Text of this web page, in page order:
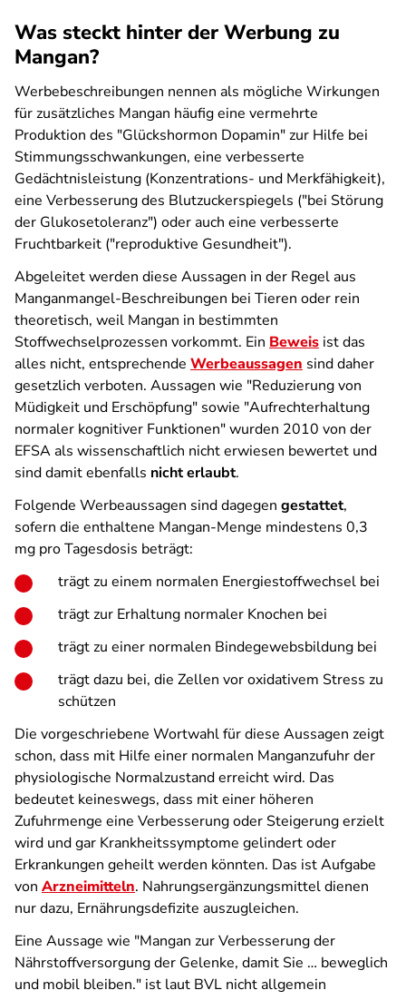
Was steckt hinter der Werbung zu
Mangan?
Werbebeschreibungen nennen als mögliche Wirkungen
für zusätzliches Mangan häufig eine vermehrte
Produktion des "Glückshormon Dopamin" zur Hilfe bei
Stimmungsschwankungen, eine verbesserte
Gedächtnisleistung (Konzentrations- und Merkfähigkeit),
eine Verbesserung des Blutzuckerspiegels ("bei Störung
der Glukosetoleranz") oder auch eine verbesserte
Fruchtbarkeit ("reproduktive Gesundheit").
Abgeleitet werden diese Aussagen in der Regel aus
Manganmangel-Beschreibungen bei Tieren oder rein
theoretisch, weil Mangan in bestimmten
Stoffwechselprozessen vorkommt. Ein Beweis ist das
alles nicht, entsprechende Werbeaussagen sind daher
gesetzlich verboten. Aussagen wie "Reduzierung von
Müdigkeit und Erschöpfung" sowie "Aufrechterhaltung
normaler kognitiver Funktionen" wurden 2010 von der
EFSA als wissenschaftlich nicht erwiesen bewertet und
sind damit ebenfalls nicht erlaubt.
Folgende Werbeaussagen sind dagegen gestattet,
sofern die enthaltene Mangan-Menge mindestens 0,3
mg pro Tagesdosis beträgt:
trägt zu einem normalen Energiestoffwechsel bei
trägt zur Erhaltung normaler Knochen bei
trägt zu einer normalen Bindegewebsbildung bei
trägt dazu bei, die Zellen vor oxidativem Stress zu
schützen
Die vorgeschriebene Wortwahl für diese Aussagen zeigt
schon, dass mit Hilfe einer normalen Manganzufuhr der
physiologische Normalzustand erreicht wird. Das
bedeutet keineswegs, dass mit einer höheren
Zufuhrmenge eine Verbesserung oder Steigerung erzielt
wird und gar Krankheitssymptome gelindert oder
Erkrankungen geheilt werden könnten. Das ist Aufgabe
von Arzneimitteln. Nahrungsergänzungsmittel dienen
nur dazu, Ernährungsdefizite auszugleichen.
Eine Aussage wie "Mangan zur Verbesserung der
Nährstoffversorgung der Gelenke, damit Sie … beweglich
und mobil bleiben." ist laut BVL nicht allgemein